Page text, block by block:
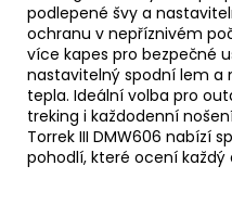
podlepené švy a
ochranu v nepříznivém
více kapes pro bezpečné
nastavitelný spodní lem a
tepla. Ideální volba pro
treking i každodenní
Torrek III DMW606 nabízí
pohodlí, které ocení každý